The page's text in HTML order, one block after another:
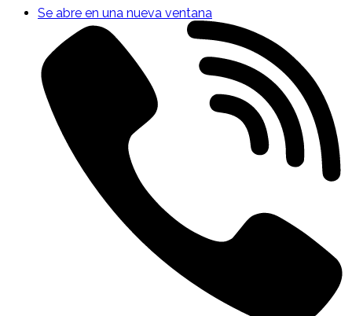
Se abre en una nueva ventana